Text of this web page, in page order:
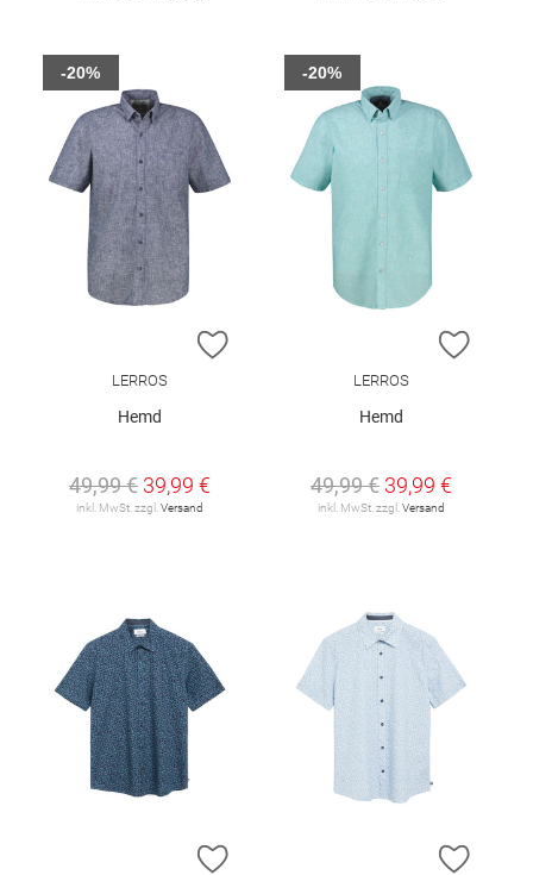
ZUR WUNSCHLISTE HINZUFÜGEN
LERROS
Hemd
49,99 € 39,99 €
inkl. MwSt. zzgl. Versand
-20%
ZUR
LERROS
Hemd
49,99 € 39,99 €
inkl. MwSt. zzgl. Versand
-20%
ZUR WUNSCHLISTE HINZUFÜGEN
ZUR